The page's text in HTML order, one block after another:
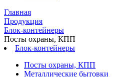
Главная
Продукция
Блок-контейнеры
Посты охраны, КПП
Блок-контейнеры
Посты охраны, КПП
Металлические бытовки